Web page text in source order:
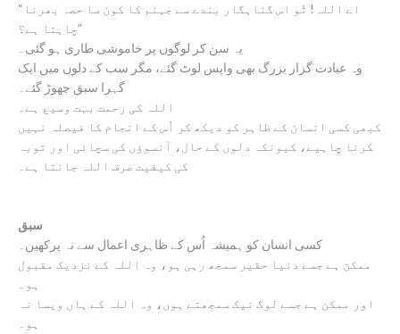
“اے اللہ! تُو اس گناہگار بندے سے جہنم کا کون سا حصہ بھرنا
چاہتا ہے؟”
یہ سن کر لوگوں پر خاموشی طاری ہو گئی۔
وہ عبادت گزار بزرگ بھی واپس لوٹ گئے، مگر سب کے دلوں میں ایک
گہرا سبق چھوڑ گئے۔
اللہ کی رحمت بہت وسیع ہے۔
کبھی کسی انسان کے ظاہر کو دیکھ کر اُس کے انجام کا فیصلہ نہیں
کرنا چاہیے، کیونکہ دلوں کے حال، آنسوؤں کی سچائی اور توبہ
کی کیفیت صرف اللہ جانتا ہے۔
سبق
کسی انسان کو ہمیشہ اُس کے ظاہری اعمال سے نہ پرکھیں۔
ممکن ہے جسے دنیا حقیر سمجھ رہی ہو، وہ اللہ کے نزدیک مقبول
ہو۔
اور ممکن ہے جسے لوگ نیک سمجھتے ہوں، وہ اللہ کے ہاں ویسا نہ
ہو۔